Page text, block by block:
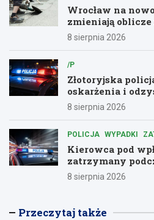
Wrocław na
zmieniają
8 sierpnia 2026
/P
Złotoryjska
oskarżenia i
8 sierpnia 2026
POLICJA WYPADKI
Kierowca pod
zatrzymany
8 sierpnia 2026
Przeczytaj także